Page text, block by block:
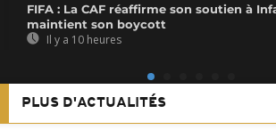
FIFA : La CAF réaffirme son soutien à
maintient son boycott
Il y a 10 heures
PLUS D'ACTUALITÉS